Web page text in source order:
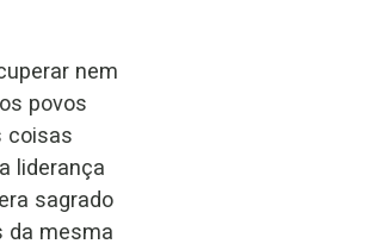
nem
povos
coisas
liderança
sagrado
da mesma